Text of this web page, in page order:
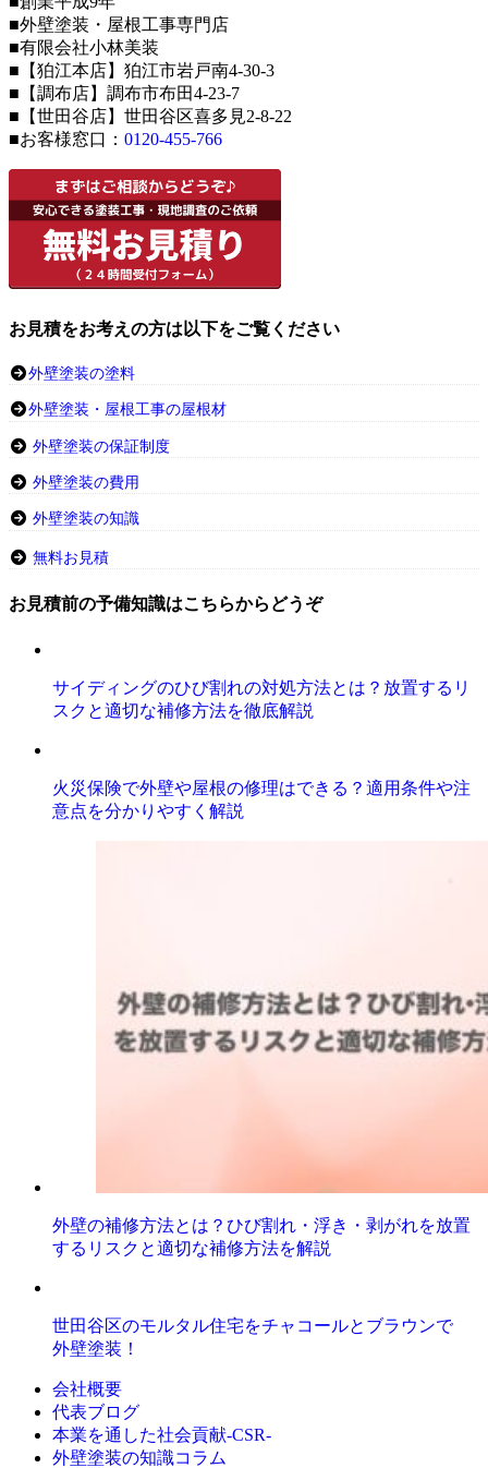
■外壁塗装・屋根工事専門店
■有限会社小林美装
■【狛江本店】狛江市岩戸南4-30-3
■【調布店】調布市布田4-23-7
■【世田谷店】世田谷区喜多見2-8-22
■お客様窓口： 0120-455-766
お見積をお考えの方は以下をご覧ください
外壁塗装の塗料
外壁塗装・屋根工事の屋根材
外壁塗装の保証制度
外壁塗装の費用
外壁塗装の知識
無料お見積
お見積前の予備知識はこちらからどうぞ
サイディングのひび割れの対処方法とは？放置するリ
スクと適切な補修方法を徹底解説
火災保険で外壁や屋根の修理はできる？適用条件や注
意点を分かりやすく解説
外壁の補修方法とは？ひび割れ・浮き・剥がれを放置
するリスクと適切な補修方法を解説
世田谷区のモルタル住宅をチャコールとブラウンで
外壁塗装！
会社概要
代表ブログ
本業を通した社会貢献-CSR-
外壁塗装の知識コラム